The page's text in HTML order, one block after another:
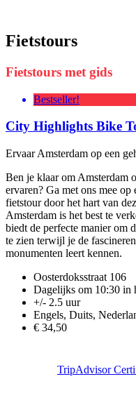
Fietstours
Fietstours met gids
Bestseller!
City Highlights Bike
Ervaar Amsterdam op een
Ben je klaar om Amsterdam
ervaren? Ga met ons mee
fietstour door het hart van
Amsterdam is het best te
biedt de perfecte manier om
te zien terwijl je de
monumenten leert kennen.
Oosterdoksstraat 106
Dagelijks om 10:30 in
+/- 2.5 uur
Engels, Duits,
€ 34,50
TripAdvisor